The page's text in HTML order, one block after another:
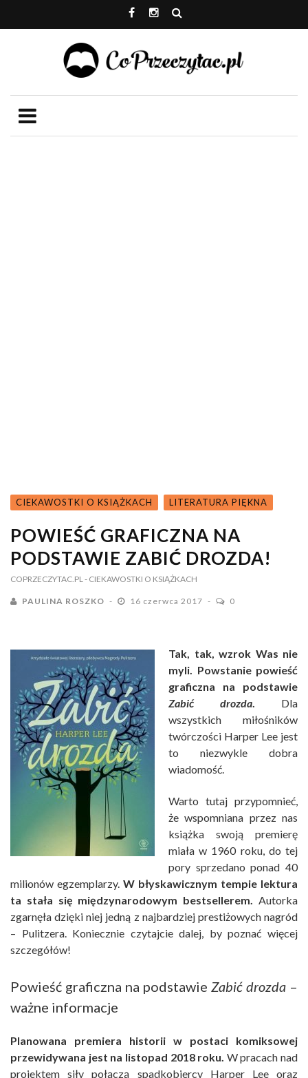
CIEKAWOSTKI O KSIĄŻKACH LITERATURA PIĘKNA
POWIEŚĆ GRAFICZNA NA
PODSTAWIE ZABIĆ DROZDA!
COPRZECZYTAC.PL - CIEKAWOSTKI O KSIĄŻKACH
PAULINA ROSZKO 16 czerwca 2017 0
Tak, tak, wzrok Was nie
myli. Powstanie powieść
graficzna na podstawie
Zabić drozda. Dla
wszystkich miłośników
twórczości Harper Lee jest
to niezwykle dobra
wiadomość.
Warto tutaj przypomnieć,
że wspomniana przez nas
książka swoją premierę
miała w 1960 roku, do tej
pory sprzedano ponad 40
milionów egzemplarzy. W błyskawicznym tempie lektura
ta stała się międzynarodowym bestsellerem. Autorka
zgarnęła dzięki niej jedną z najbardziej prestiżowych nagród
– Pulitzera. Koniecznie czytajcie dalej, by poznać więcej
szczegółów!
Powieść graficzna na podstawie Zabić drozda –
ważne informacje
Planowana premiera historii w postaci komiksowej
przewidywana jest na listopad 2018 roku. W pracach nad
projektem siły połączą spadkobiercy Harper Lee oraz